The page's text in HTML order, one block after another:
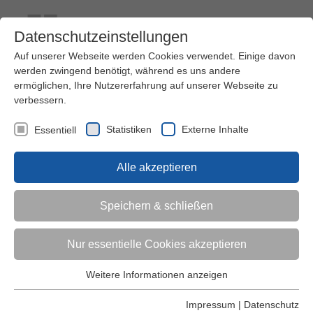
Kontakt Ihre Meinung ist uns wichtig!
Kinder (0-6)
Grundschulkinder
Jugendliche
Datenschutzeinstellungen
Auf unserer Webseite werden Cookies verwendet. Einige davon
werden zwingend benötigt, während es uns andere
ermöglichen, Ihre Nutzererfahrung auf unserer Webseite zu
verbessern.
Essentiell Statistiken Externe Inhalte
Alle akzeptieren
Speichern & schließen
Nur essentielle Cookies akzeptieren
Essentielle Cookies werden für grundlegende Funktionen der
Weitere Informationen anzeigen
Impressum | Datenschutz